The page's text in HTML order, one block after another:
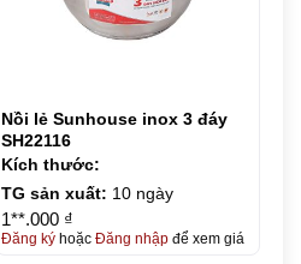
Nồi lẻ Sunhouse inox 3 đáy
SH22116
Kích thước:
TG sản xuất: 10 ngày
1**.000 ₫
Đăng kýhoặc Đăng nhậpđể xem giá